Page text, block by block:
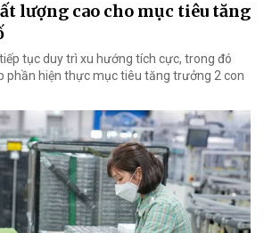
lượng cao cho mục tiêu tăng
tục duy trì xu hướng tích cực, trong đó
phần hiện thực mục tiêu tăng trưởng 2 con